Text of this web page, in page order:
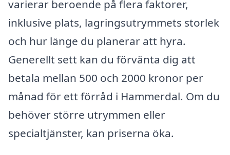
varierar beroende på flera faktorer,
inklusive plats, lagringsutrymmets storlek
och hur länge du planerar att hyra.
Generellt sett kan du förvänta dig att
betala mellan 500 och 2000 kronor per
månad för ett förråd i Hammerdal. Om du
behöver större utrymmen eller
specialtjänster, kan priserna öka.